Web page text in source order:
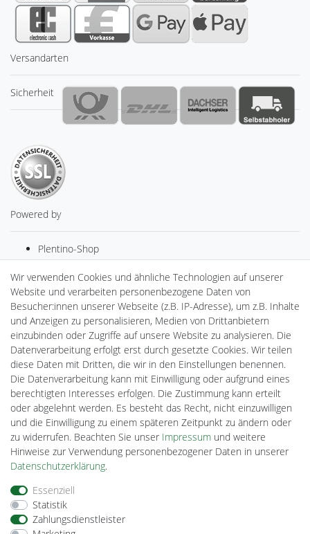
Versandarten
Sicherheit
Powered by
Plentino-Shop
gAGaLamp
Drohnenstore24
MeinUSB
Batteriespeicher
PlentiSolar
Gebrauchtlicht
Ledkauf
DEYESOLAR
Lightech Connect
CardanLight Europe
FORTIMO LEDs
Cardanlight-Shop
Wallbox24
Impressum
Barrierefreiheitserklärung
Wir verwenden Cookies und ähnliche Technologien auf unserer
Website und verarbeiten personenbezogene Daten von
Besucher:innen unserer Webseite (z.B. IP-Adresse), um z.B. Inhalte
und Anzeigen zu personalisieren, Medien von Drittanbietern
einzubinden oder Zugriffe auf unsere Website zu analysieren. Die
Datenverarbeitung erfolgt erst durch gesetzte Cookies. Wir teilen
diese Daten mit Dritten, die wir in den Einstellungen benennen.
Die Datenverarbeitung kann mit Einwilligung oder aufgrund eines
berechtigten Interesses erfolgen. Die Zustimmung kann erteilt
oder abgelehnt werden. Es besteht das Recht, nicht einzuwilligen
und die Einwilligung zu einem späteren Zeitpunkt zu ändern oder
zu widerrufen. Beachten Sie unser Impressum und weitere
Hinweise zur Verwendung personenbezogener Daten in unserer
Daten­schutz­erklärung.
Essenziell
Statistik
Zahlungsdienstleister